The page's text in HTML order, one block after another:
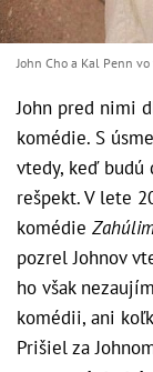
John Cho a Kal Penn
John pred nimi
komédie. S
vtedy, keď budú
rešpekt. V lete
komédie
pozrel Johnov
ho však
komédii, ani
Prišiel za